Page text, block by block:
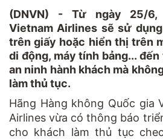
(DNVN) - Từ ngày 25/6,
Vietnam Airlines sẽ sử
trên giấy hoặc hiển thị trên
di động, máy tính bảng...
an ninh hành khách mà
làm thủ tục.
Hãng Hàng không Quốc gia
Airlines vừa có thông báo
cho khách làm thủ tục